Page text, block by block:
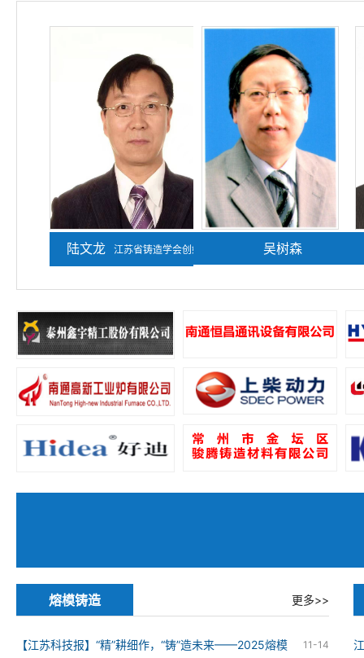
陆文龙 江苏省铸造学会创始人
熊守美 吴树森
熔模铸造 更多>>
11-14
【江苏科技报】“精”耕细作，“铸”造未来——2025熔模